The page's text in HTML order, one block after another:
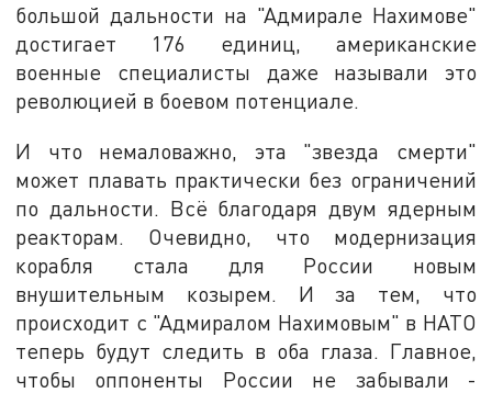
большой дальности на "Адмирале Нахимове"
достигает 176 единиц, американские
военные специалисты даже называли это
революцией в боевом потенциале.
И что немаловажно, эта "звезда смерти"
может плавать практически без ограничений
по дальности. Всё благодаря двум ядерным
реакторам. Очевидно, что модернизация
корабля стала для России новым
внушительным козырем. И за тем, что
происходит с "Адмиралом Нахимовым" в НАТО
теперь будут следить в оба глаза. Главное,
чтобы оппоненты России не забывали -